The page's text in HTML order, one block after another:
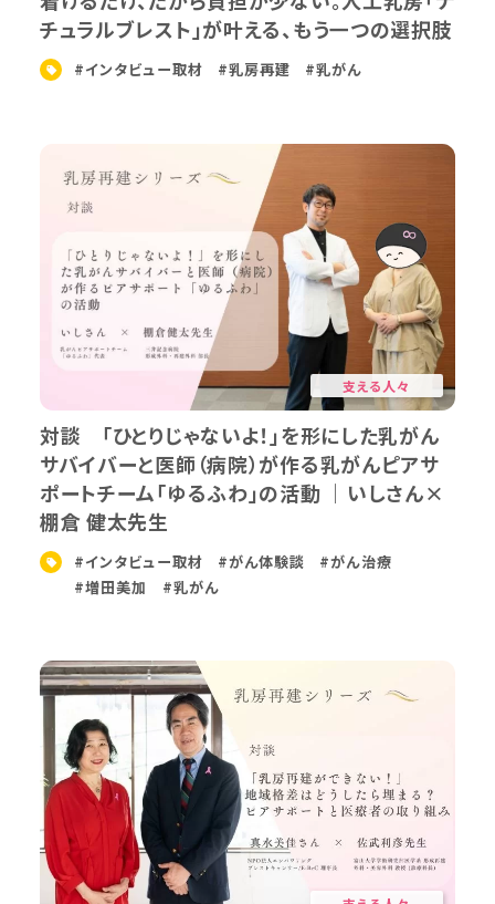
チュラルブレスト」が叶える、もう一つの選択肢
#インタビュー取材 #乳房再建 #乳がん
支える人々
対談 「ひとりじゃないよ！」を形にした乳がん
サバイバーと医師（病院）が作る乳がんピアサ
ポートチーム「ゆるふわ」の活動 ｜いしさん×
棚倉 健太先生
#インタビュー取材 #がん体験談
#がん治療
#増田美加
#乳がん